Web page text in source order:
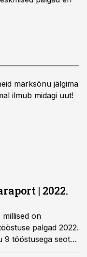
märksõnu jälgima
ilmub midagi uut!
| 2022.
millised on
palgad 2022.
9 tööstusega seotud
välja 2022.